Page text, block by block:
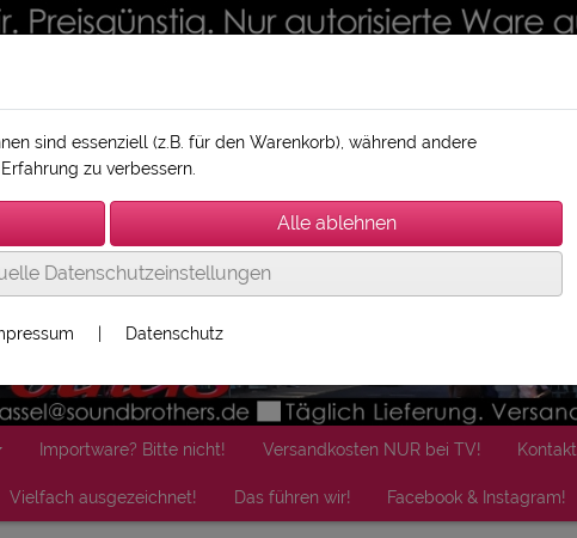
Importware? Bitte nicht! Versandkosten NUR bei TV! Kontakt
Vielfach ausgezeichnet! Das führen wir! Facebook & Instagram!
sind essenziell (z.B. für den Warenkorb), während andere
zu verbessern.
Datenschutzeinstellungen
Datenschutz